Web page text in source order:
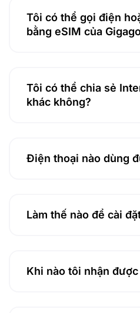
Tôi có thể gọi điện
bằng eSIM của
Tôi có thể chia sẻ
khác không?
Điện thoại nào dùng
Làm thế nào để cài
Khi nào tôi nhận được